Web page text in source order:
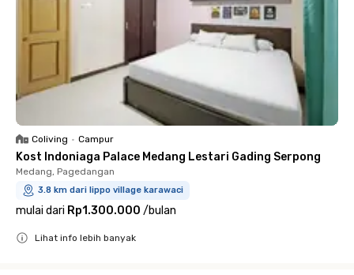
Coliving • Campur
Kost Indoniaga Palace Medang Lestari Gading Serpong
Medang, Pagedangan
3.8 km dari lippo village karawaci
mulai dari Rp1.300.000 /bulan
Lihat info lebih banyak